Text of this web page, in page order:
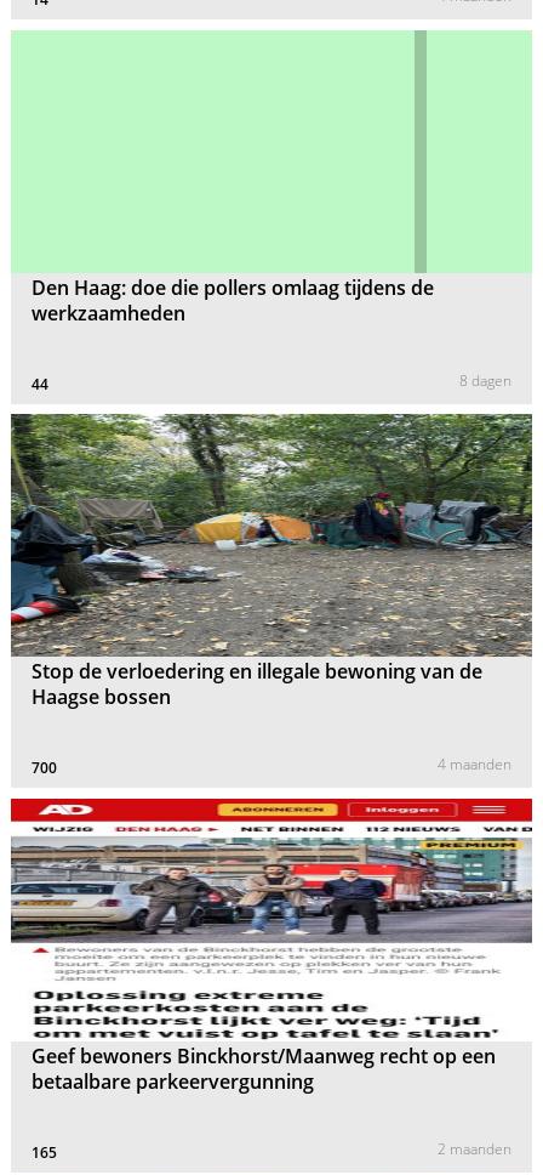
Den Haag: doe die pollers omlaag tijdens de
werkzaamheden
44 8 dagen
Stop de verloedering en illegale bewoning van de
Haagse bossen
700 4 maanden
Geef bewoners Binckhorst/Maanweg recht op een
betaalbare parkeervergunning
165 2 maanden